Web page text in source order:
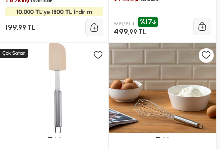
199,99 TL
599,99 TL %17
499,99 TL